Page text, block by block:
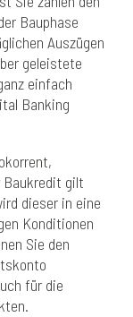
Bauphase
Auszügen
geleistete
einfach
Banking
Baukredit gilt
dieser in eine
Konditionen
Sie den
für die